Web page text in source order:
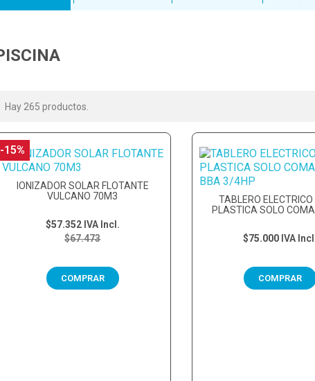
Hay 265 productos.
IONIZADOR SOLAR FLOTANTE
VULCANO 70M3
$67.473
$57.352 IVA Incl.
COMPRAR
-15%
TABLERO
PLASTICA SOLO
$75.000 IVA
COMPRAR